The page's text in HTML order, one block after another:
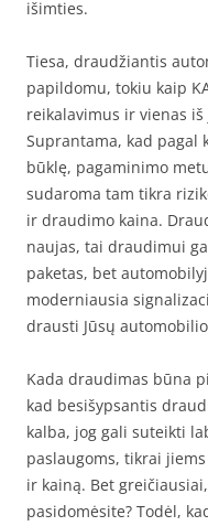
išimties.
Tiesa, draudžiantis
papildomu, tokiu kaip
reikalavimus ir vienas
Suprantama, kad pagal
būklę, pagaminimo
sudaroma tam tikra
ir draudimo kaina.
naujas, tai draudimui
paketas, bet
moderniausia
drausti Jūsų
Kada draudimas būna
kad besišypsantis
kalba, jog gali suteikti
paslaugoms, tikrai
ir kainą. Bet
pasidomėsite? Todėl,